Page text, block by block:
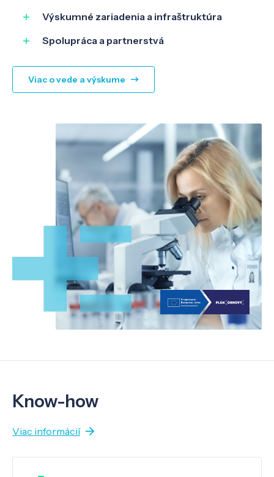
Kontakt
EN
Výskumné zariadenia a infraštruktúra
Spolupráca a partnerstvá
Viac o vede a výskume
Know-how
Viac informácií